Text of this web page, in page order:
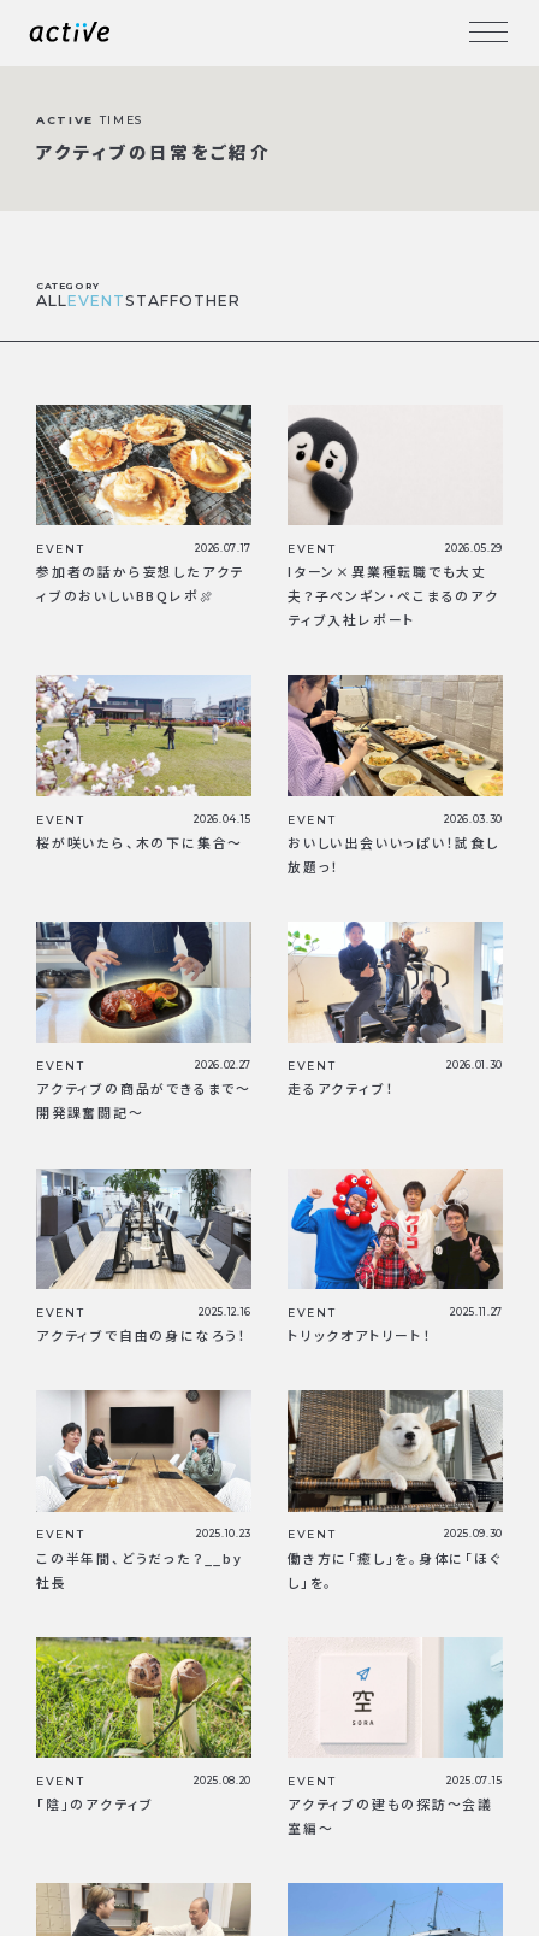
ACTIVE TIMES
アクティブの日常をご紹介
CATEGORY
ALLEVENTSTAFFOTHER
EVENT 2026.07.17
参加者の話から妄想したアクテ
ィブのおいしいBBQレポ🍖
EVENT 2026.05.29
Iターン×異業種転職でも大丈
夫？子ペンギン・ぺこまるのアク
ティブ入社レポート
EVENT 2026.04.15
桜が咲いたら、木の下に集合〜
EVENT 2026.03.30
おいしい出会いいっぱい！試食し
放題っ！
EVENT 2026.02.27
アクティブの商品ができるまで〜
開発課奮闘記〜
EVENT 2026.01.30
走るアクティブ！
EVENT 2025.12.16
アクティブで自由の身になろう！
EVENT 2025.11.27
トリックオアトリート！
EVENT 2025.10.23
この半年間、どうだった？__by
社長
EVENT 2025.09.30
働き方に「癒し」を。身体に「ほぐ
し」を。
EVENT 2025.08.20
「陰」のアクティブ
EVENT 2025.07.15
アクティブの建もの探訪〜会議
室編〜